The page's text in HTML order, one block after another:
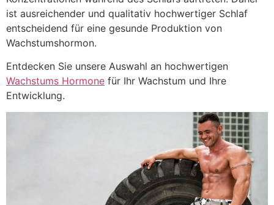
ist ausreichender und qualitativ hochwertiger Schlaf
entscheidend für eine gesunde Produktion von
Wachstumshormon.
Entdecken Sie unsere Auswahl an hochwertigen
Wachstums Hormone für Ihr Wachstum und Ihre
Entwicklung.